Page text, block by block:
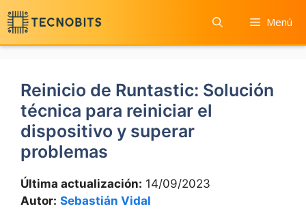
Saltar
al
contenido
Menú
Reinicio de Runtastic: Solución
técnica para reiniciar el
dispositivo y superar
problemas
Última actualización: 14/09/2023
Autor: Sebastián Vidal